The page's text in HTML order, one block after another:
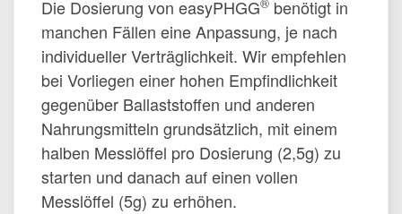
Die Dosierung von easyPHGG® benötigt in
manchen Fällen eine Anpassung, je nach
individueller Verträglichkeit. Wir empfehlen
bei Vorliegen einer hohen Empfindlichkeit
gegenüber Ballaststoffen und anderen
Nahrungsmitteln grundsätzlich, mit einem
halben Messlöffel pro Dosierung (2,5g) zu
starten und danach auf einen vollen
Messlöffel (5g) zu erhöhen.